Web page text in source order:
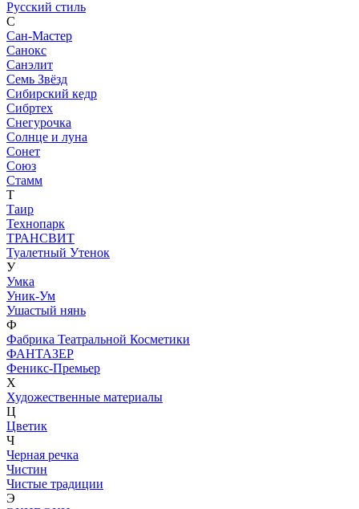
Русский стиль
С
Сан-Мастер
Санокс
Санэлит
Семь Звёзд
Сибирский кедр
Сибртех
Снегурочка
Солнце и луна
Сонет
Союз
Стамм
Т
Таир
Технопарк
ТРАНСВИТ
Туалетный Утенок
У
Умка
Уник-Ум
Ушастый нянь
Ф
Фабрика Театральной Косметики
ФАНТАЗЕР
Феникс-Премьер
Х
Художественные материалы
Ц
Цветик
Ч
Черная речка
Чистин
Чистые традиции
Э